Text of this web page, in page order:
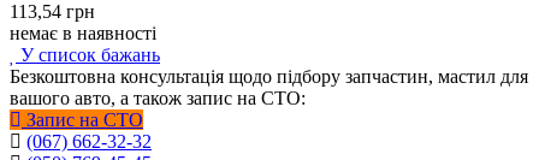
113,54 грн
немає в наявності
У список бажань
Безкоштовна консультація щодо підбору запчастин, мастил для
вашого авто, а також запис на СТО:
Запис на СТО
(067) 662-32-32